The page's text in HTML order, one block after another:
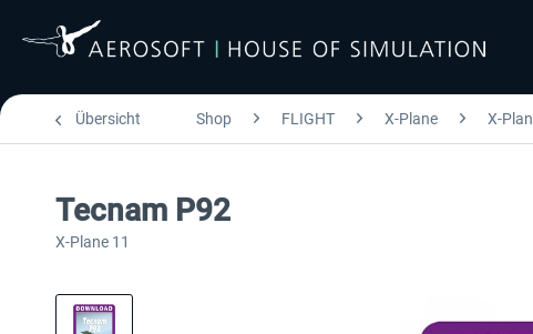
Übersicht Shop FLIGHT X-Plane X-
Tecnam P92
X-Plane 11